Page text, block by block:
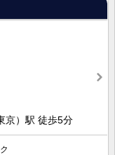
京）駅 徒歩5分